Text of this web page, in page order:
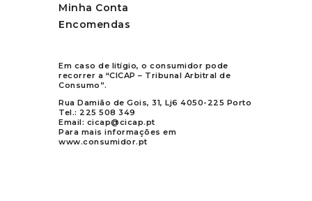
Minha Conta
Encomendas
Em caso de litígio, o consumidor pode
recorrer a “CICAP – Tribunal Arbitral de
Consumo”.
Rua Damião de Gois, 31, Lj6 4050-225 Porto
Tel.: 225 508 349
Email: cicap@cicap.pt
Para mais informações em
www.consumidor.pt